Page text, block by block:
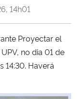
14h01
Proyectar el
no dia 01 de
14:30. Haverá